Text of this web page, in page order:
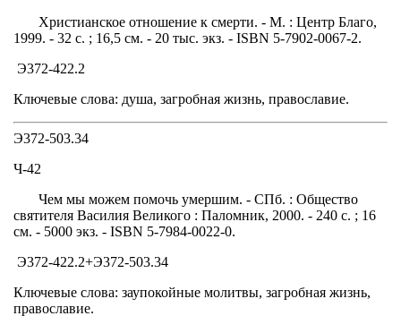
Христианское отношение к смерти. - М. : Центр Благо,
1999. - 32 с. ; 16,5 см. - 20 тыс. экз. - ISBN 5-7902-0067-2.
Э372-422.2
Ключевые слова: душа, загробная жизнь, православие.
Э372-503.34
Ч-42
Чем мы можем помочь умершим. - СПб. : Общество
святителя Василия Великого : Паломник, 2000. - 240 с. ; 16
см. - 5000 экз. - ISBN 5-7984-0022-0.
Э372-422.2+Э372-503.34
Ключевые слова: заупокойные молитвы, загробная жизнь,
православие.